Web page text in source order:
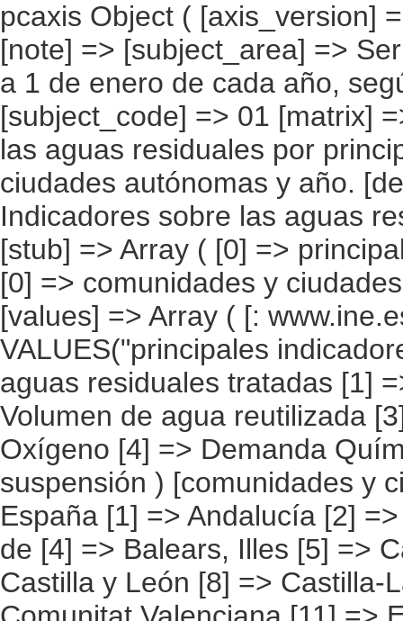
pcaxis Object ( [axis_version] => [creation_date] => 20081216 11:44 [note] => [subject_area] => Serie 1996-2006 (referido a la población a 1 de enero de cada año, según el Padrón Municipal) [subject_code] => 01 [matrix] => 01002 [title] => Indicadores sobre las aguas residuales por principales indicadores, " "comunidades y ciudades autónomas y año. [description] => [contents] => Indicadores sobre las aguas residuales [units] => m3/habitante/día [stub] => Array ( [0] => principales indicadores ) [heading] => Array ( [0] => comunidades y ciudades autónomas [1] => año ) [prestext] => [values] => Array ( [: www.ine.es ; tel: " "+34 91 583 9100 "; VALUES("principales indicadores] => Array ( [0] => Volumen de aguas residuales tratadas [1] => Volumen de agua vertida [2] => Volumen de agua reutilizada [3] => Demanda Bioquímica de Oxígeno [4] => Demanda Química de Oxígeno [5] => Sólidos en suspensión ) [comunidades y ciudades autónomas] => Array ( [0] => España [1] => Andalucía [2] => Aragón [3] => Asturias, Principado de [4] => Balears, Illes [5] => Canarias [6] => Cantabria [7] => Castilla y León [8] => Castilla-La Mancha [9] => Cataluña [10] => Comunitat Valenciana [11] => Extremadura [12] => Galicia [13] => Madrid, Comunidad de [14] => Murcia, Región de [15] => Navarra, Comunidad Foral de [16] => País Vasco [17] => Rioja, La [18] => Ceuta y Melilla ) [año] => Array ( [0] => 1996 [1] => 1997 [2] => 1998 [3] => 1999 [4] => 2000 [5] => 2001 [6] => 2002 [7] => 2003 [8] => 2004 [9] => 2005 [10] => 2006 ) ) [codes] => Array ( [comunidades y ciudades autónomas] => "CA00","CA01","CA02","CA03","CA04","CA05", "CA06","CA07","CA08","CA09","CA10","CA11","CA12","CA13","CA14","CA15", "CA16","CA17","CA20" ) [map] => Array ( [comunidades y ciudades autónomas] => "spain_regions_img_ag" ) [decimals] => 0 [showdecimals] => 0 [source] => Instituto Nacional de Estadística [contact] => INE Difusión. e-mail:www.ine.es/infoine [copyright] => YES [infofile] => [data] => Array ( [0] => Array ( [0] => 0.133 0.149 0.166 0.18 0.191 0.19 0.192 0.199 0.315 0.313 0.307 0.165 0.173 0.184 0.198 0.208 0.215 0.206 0.216 0.26 0.222 0.222 0.127 0.131 0.153 0.167 0.217 0.206 0.203 0.237 0.458 0.457 0.433 0.092 0.097 0.098 0.103 0.107 0.088 0.08 0.133 0.249 0.275 0.304 0.221 0.222 0.231 0.23 0.217 0.175 0.188 0.189 0.348 0.461 0.367 0.088 0.089 0.088 0.089 0.106 0.098 0.113 0.119 0.109 0.132 0.149 0.072 0.112 0.115 0.126 0.162 0.092 0.121 0.155 0.369 0.511 0.499 0.134 0.136 0.147 0.16 0.121 0.12 0.207 0.216 0.394 0.579 0.63 0.082 0.086 0.107 0.109 0.161 0.191 0.169 0.187 0.26 0.307 0.253 0.242 0.288 0.302 0.308 0.291 0.254 0.22 0.215 0.288 0.23 0.279 0.069 0.078 0.093 0.1 0.155 0.133 0.145 0.162 0.303 0.295 0.278 ".." 0.055 0.061 0.065 0.14 0.166 0.227 0.248 0.117 0.329 0.26 ".." ".." 0.122 0.14 0.137 0.166 0.191 0.181 0.415 0.269 0.245 0.188 0.198 0.203 0.211 0.217 0.211 0.2 0.198 0.634 0.393 0.368 0.063 0.064 0.065 0.071 0.073 0.173 0.181 0.19 0.225 0.254 0.214 ".." ".." ".." 0.23 0.244 0.219 0.247 0.26 0.564 0.567 0.579 0.175 0.184 0.193 0.199 0.201 0.208 0.226 0.244 0.427 0.49 0.308 ".." ".." ".." 0.182 0.199 0.256 0.298 0.195 0.968 0.893 0.801 ".." ".." ".." 0.131 0.134 0.144 0.138 0.133 0.201 0.17 0.1350.116 0.132 0.147 0.157 0.172 0.201 0.207 0.212 0.382 0.324 ".." 0.154 0.162 0.172 0.186 0.188 0.23 0.22 0.23 0.274 0.235 ".." 0.097 0.1 0.12 0.144 0.201 0.205 0.22 0.27 0.478 0.498 ".." 0.092 0.097 0.098 0.058 0.099 0.158 0.214 0.223 0.429 0.282 ".." 0.057 0.071 0.069 0.078 0.072 0.105 0.122 0.143 0.242 0.346 ".." 0.048 0.049 0.046 0.044 0.04 0.094 0.09